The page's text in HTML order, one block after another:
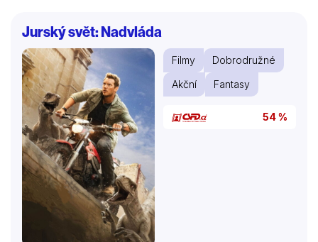
Jurský svět: Nadvláda
Filmy
Dobrodružné
Akční
Fantasy
54 %